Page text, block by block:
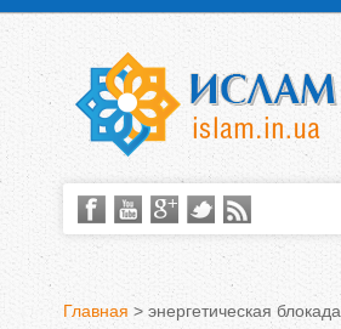
Главная > энергетическая блокада